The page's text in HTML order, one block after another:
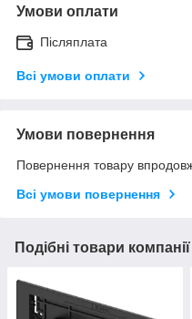
Умови оплати
Післяплата
Всі умови оплати
Умови повернення
Повернення товару
Всі умови повернення
Подібні товари компанії